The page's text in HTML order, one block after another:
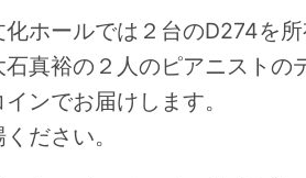
ホールでは２台のD274を所
真裕の２人のピアニストの
ンでお届けします。
ださい。